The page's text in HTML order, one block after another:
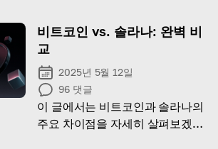
세요. 고객에게 편리하고 신뢰할
수 있는 결제 경험을 제공합니다.
를 수락하는 방법
비트코인 vs. 솔라나: 완벽 비
교
2025년 5월 12일
96 댓글
이 글에서는 비트코인과 솔라나의
주요 차이점을 자세히 살펴보겠습